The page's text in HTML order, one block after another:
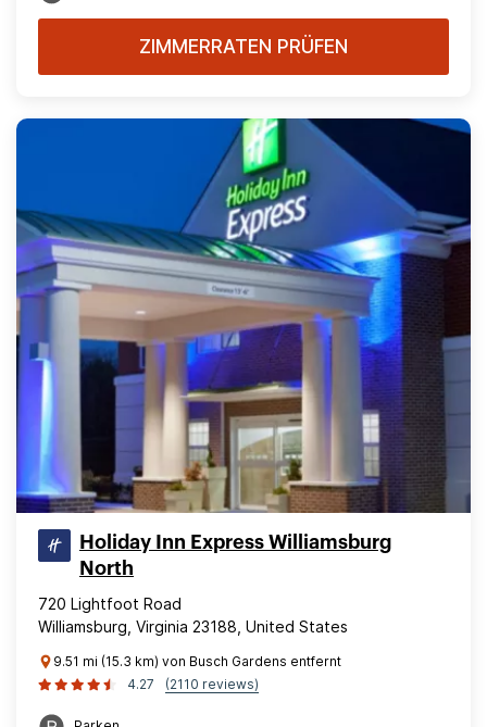
ZIMMERRATEN PRÜFEN
Holiday Inn Express Williamsburg
North
720 Lightfoot Road
Williamsburg, Virginia 23188, United States
9.51 mi (15.3 km) von Busch Gardens entfernt
4.27
(2110 reviews)